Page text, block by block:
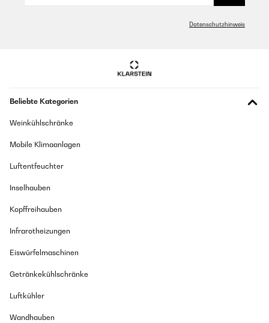
Datenschutzhinweis
Beliebte Kategorien
Weinkühlschränke
Mobile Klimaanlagen
Luftentfeuchter
Inselhauben
Kopffreihauben
Infrarotheizungen
Eiswürfelmaschinen
Getränkekühlschränke
Luftkühler
Wandhauben